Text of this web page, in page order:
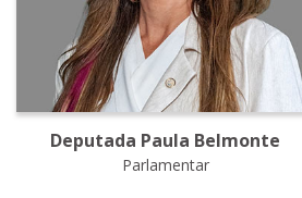
Deputada Paula Belmonte
Parlamentar